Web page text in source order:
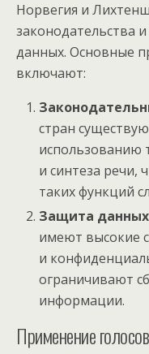
Норвегия и
законодательства
данных. Основные
включают:
стран
использованию
и синтеза речи,
таких функций
Защита
имеют высокие
и
ограничивают
информации.
Применение